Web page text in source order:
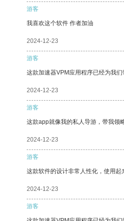
游客
我喜欢这个软件 作者加油
2024-12-23
游客
这款加速器VPM应用程序已经为我
2024-12-23
游客
这款app就像我的私人导游，带我领
2024-12-23
游客
这款软件的设计非常人性化，使用起
2024-12-23
游客